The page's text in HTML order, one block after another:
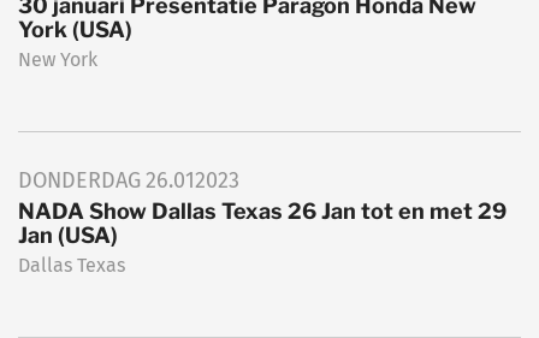
30 januari Presentatie Paragon Honda New
York (USA)
New York
DONDERDAG26.012023
NADA Show Dallas Texas 26 Jan tot en met 29
Jan (USA)
Dallas Texas